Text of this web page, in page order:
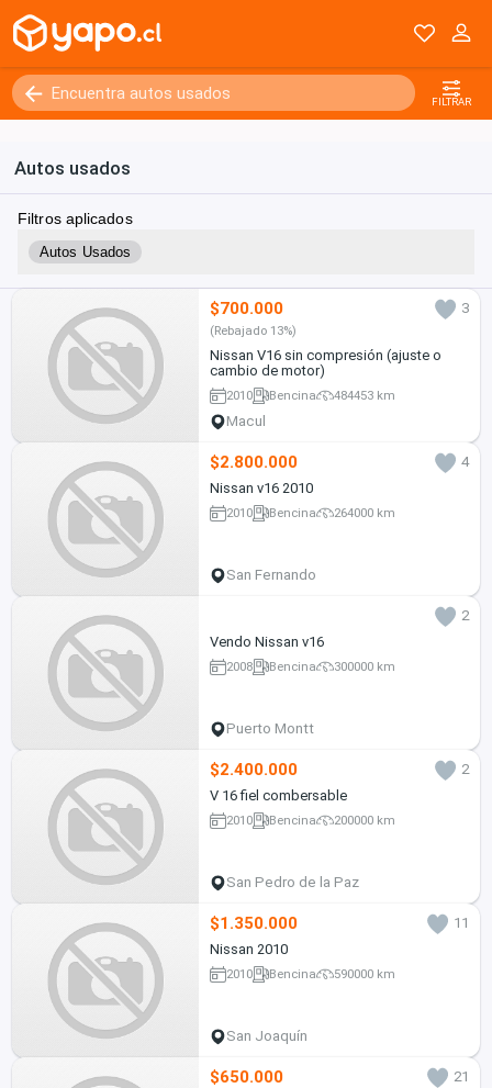
FILTRAR
Autos usados
Filtros aplicados
Autos Usados
$700.000 3
(Rebajado 13%)
Nissan V16 sin compresión (ajuste o
cambio de motor)
2010 Bencina 484453 km
Macul
$2.800.000
4
Nissan v16 2010
2010 Bencina 264000 km
San Fernando
2
Vendo Nissan v16
2008 Bencina 300000 km
Puerto Montt
$2.400.000
2
V 16 fiel combersable
2010 Bencina 200000 km
San Pedro de la Paz
$1.350.000
11
Nissan 2010
2010 Bencina 590000 km
San Joaquín
$650.000
21